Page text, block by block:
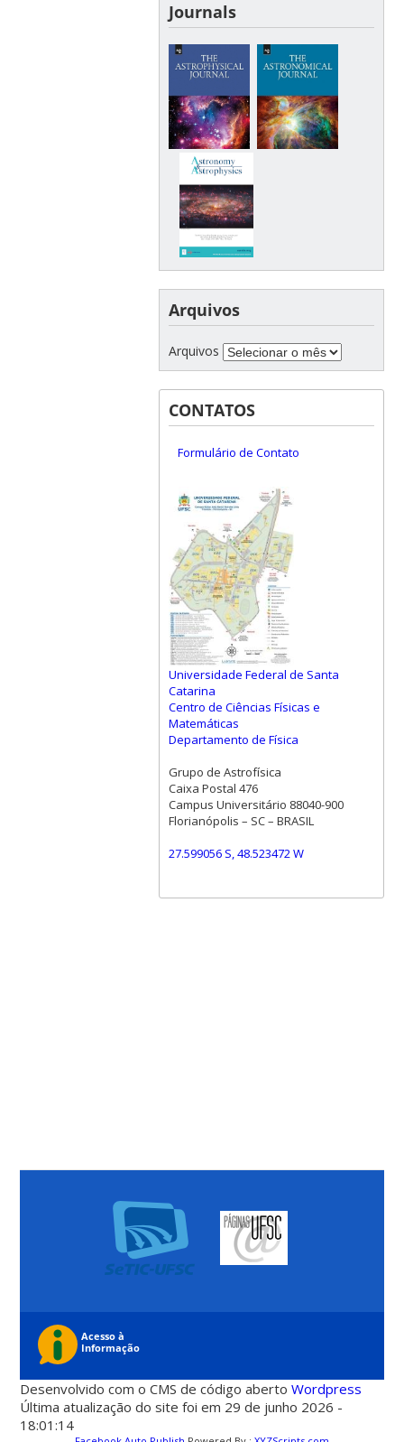
Journals
Arquivos
Arquivos
CONTATOS
Formulário de Contato
Universidade Federal de Santa
Catarina
Centro de Ciências Físicas e
Matemáticas
Departamento de Física
Grupo de Astrofísica
Caixa Postal 476
Campus Universitário 88040-900
Florianópolis – SC – BRASIL
27.599056 S, 48.523472 W
Desenvolvido com o CMS de código abertoWordpress
Última atualização do site foi em 29 de junho 2026 -
18:01:14